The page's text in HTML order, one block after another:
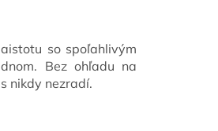
so spoľahlivým
Bez ohľadu na
nikdy nezradí.